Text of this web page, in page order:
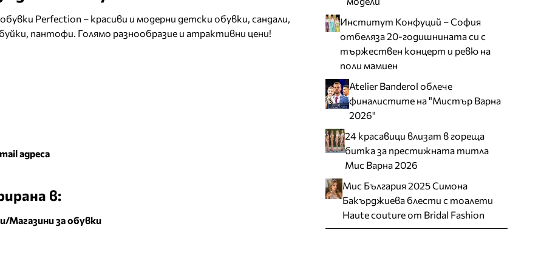
Perfection – красиви и модерни детски обувки, сандали,
пантофи. Голямо разнообразие и атрактивни цени!
адреса
в:
Магазини за обувки
Институт Конфуций – София
отбеляза 20-годишнината си с
тържествен концерт и ревю на
поли мамиен
Atelier Banderol облече
финалистите на "Мистър Варна
2026"
24 красавици влизат в гореща
битка за престижната титла
Мис Варна 2026
Мис България 2025 Симона
Бакърджиева блести с тоалети
Haute couture от Bridal Fashion